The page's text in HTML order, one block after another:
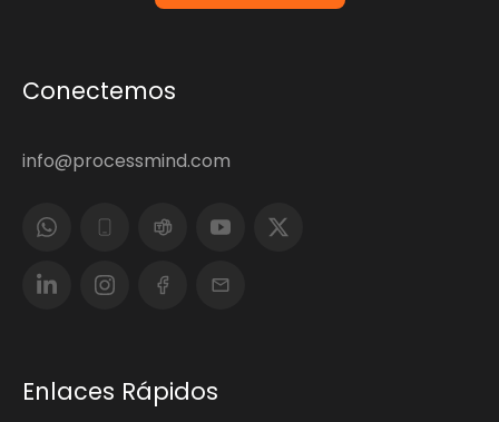
Conectemos
info@processmind.com
Enlaces Rápidos